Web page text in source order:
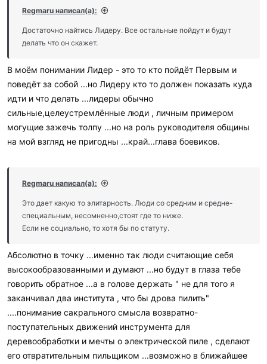
и
и
:
Regmaru написал(а):
Достаточно найтись Лидеру. Все остальные пойдут и будут
делать что он скажет.
В моём понимании Лидер - это то кто пойдёт Первым и
поведёт за собой ...но Лидеру кто то должен показать куда
идти и что делать ...лидеры обычно
сильные,целеустремлённые люди , личным примером
могущие зажечь толпу ...но на роль руководителя общины
на мой взгляд не пригодны ...край...глава боевиков.
Regmaru написал(а):
Это дает какую то элитарность. Люди со средним и средне-
специальным, несомненно,стоят где то ниже.
Если не социально, то хотя бы по статуту.
Абсолютно в точку ...именно так люди считающие себя
высокообразованными и думают ...но будут в глаза тебе
говорить обратное ...а в голове держать " не для того я
заканчивал два института , что бы дрова пилить"
....понимание сакрального смысла возвратно-
поступательных движений инструмента для
деревообработки и мечты о электрической пиле , сделают
его отвратительным пильщиком ...возможно в ближайшее